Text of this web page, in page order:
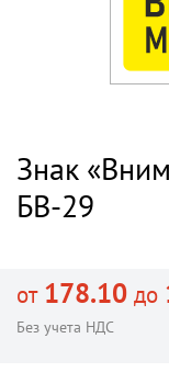
Знак
БВ-29
от178.10 до
Без учета НДС